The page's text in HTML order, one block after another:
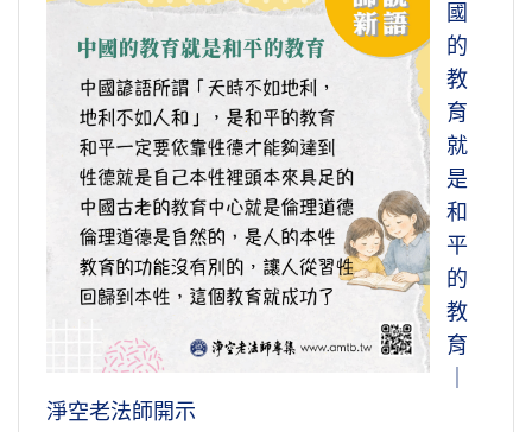
國
的
教
育
就
是
和
平
的
教
育
淨空老法師開示